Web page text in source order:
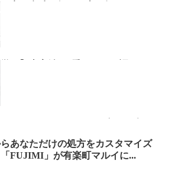
50音の意味を知ると心が軽くなる！
万部の人気作家による「幸...
学ぶ】太宰治が”愛について語ったこ
字は、○番だった！
あなただけの処方をカスタマイズ
FUJIMI」が有楽町マルイに...